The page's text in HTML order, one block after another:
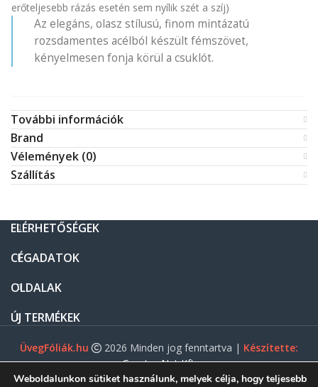
erőteljesebb rázás esetén sem nyílik szét a szíj)
Az elegáns, olasz stílusú, finom mintázatú
rozsdamentes acélból készült fémszövet,
kényelmesen fonja körül a csuklót.
További információk
Brand
Vélemények (0)
Szállítás
ELÉRHETŐSÉGEK
CÉGADATOK
OLDALAK
ÚJ TERMÉKEK
ÜvegFóliák.hu 2026 Minden jog fenntartva | Készítette:
Gasztro Net Kft.
Weboldalunkon sütiket használunk, melyek célja, hogy teljesebb